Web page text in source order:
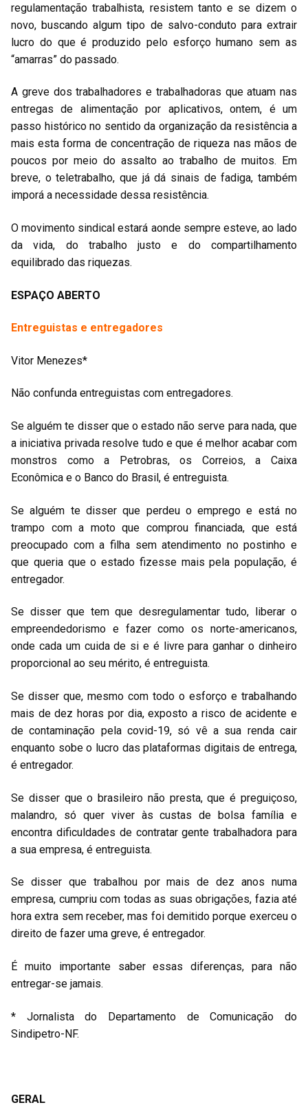
regulamentação trabalhista, resistem tanto e se dizem o
novo, buscando algum tipo de salvo-conduto para extrair
lucro do que é produzido pelo esforço humano sem as
“amarras” do passado.
A greve dos trabalhadores e trabalhadoras que atuam nas
entregas de alimentação por aplicativos, ontem, é um
passo histórico no sentido da organização da resistência a
mais esta forma de concentração de riqueza nas mãos de
poucos por meio do assalto ao trabalho de muitos. Em
breve, o teletrabalho, que já dá sinais de fadiga, também
imporá a necessidade dessa resistência.
O movimento sindical estará aonde sempre esteve, ao lado
da vida, do trabalho justo e do compartilhamento
equilibrado das riquezas.
ESPAÇO ABERTO
Entreguistas e entregadores
Vitor Menezes*
Não confunda entreguistas com entregadores.
Se alguém te disser que o estado não serve para nada, que
a iniciativa privada resolve tudo e que é melhor acabar com
monstros como a Petrobras, os Correios, a Caixa
Econômica e o Banco do Brasil, é entreguista.
Se alguém te disser que perdeu o emprego e está no
trampo com a moto que comprou financiada, que está
preocupado com a filha sem atendimento no postinho e
que queria que o estado fizesse mais pela população, é
entregador.
Se disser que tem que desregulamentar tudo, liberar o
empreendedorismo e fazer como os norte-americanos,
onde cada um cuida de si e é livre para ganhar o dinheiro
proporcional ao seu mérito, é entreguista.
Se disser que, mesmo com todo o esforço e trabalhando
mais de dez horas por dia, exposto a risco de acidente e
de contaminação pela covid-19, só vê a sua renda cair
enquanto sobe o lucro das plataformas digitais de entrega,
é entregador.
Se disser que o brasileiro não presta, que é preguiçoso,
malandro, só quer viver às custas de bolsa família e
encontra dificuldades de contratar gente trabalhadora para
a sua empresa, é entreguista.
Se disser que trabalhou por mais de dez anos numa
empresa, cumpriu com todas as suas obrigações, fazia até
hora extra sem receber, mas foi demitido porque exerceu o
direito de fazer uma greve, é entregador.
É muito importante saber essas diferenças, para não
entregar-se jamais.
* Jornalista do Departamento de Comunicação do
Sindipetro-NF.
GERAL